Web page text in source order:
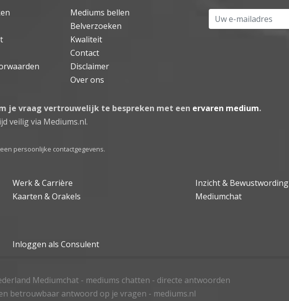
Mediums bellen
Belverzoeken
Kwaliteit
Contact
Disclaimer
Over ons
Uw e-mailadres
je vraag vertrouwelijk te bespreken met een ervaren medium.
veilig via Mediums.nl.
persoonlijke contactgegevens.
Werk & Carrière
Inzicht & Bewustwording
Kaarten & Orakels Mediumchat
Inloggen als Consulent
Mediumchat - mediums chatten - directe antwoorden
betrouwbaar antwoord op je vragen - mediums.nl